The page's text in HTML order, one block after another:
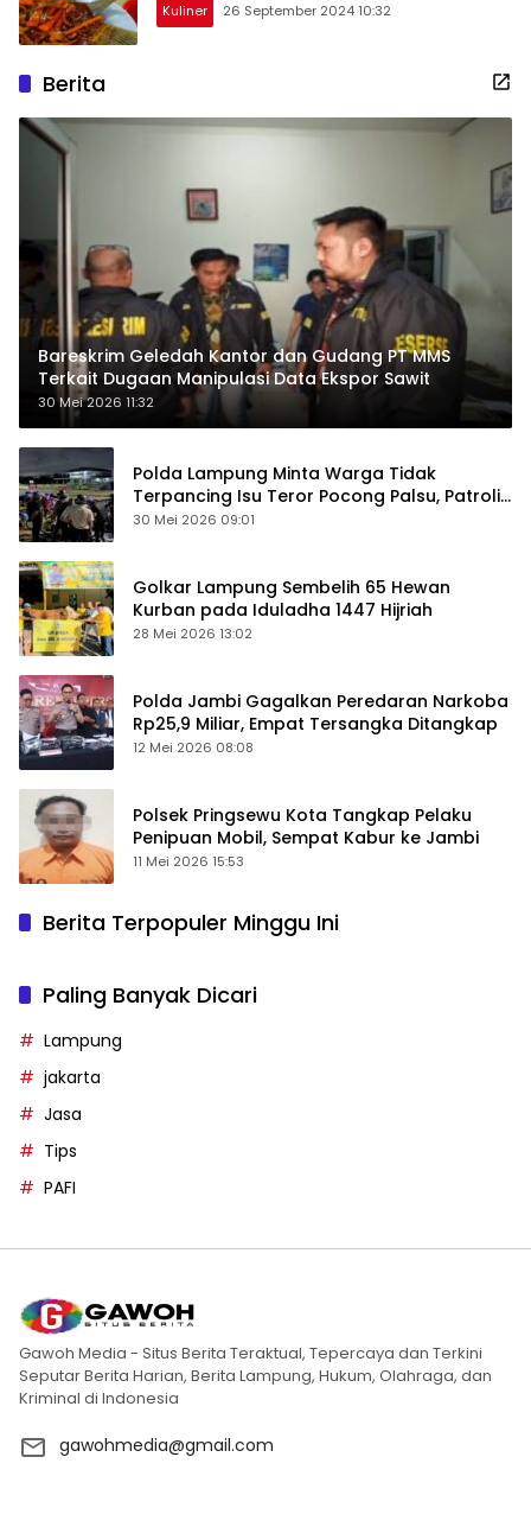
Kuliner 26 September 2024 10:32
Berita
Bareskrim Geledah Kantor dan Gudang PT MMS
Terkait Dugaan Manipulasi Data Ekspor Sawit
30 Mei 2026 11:32
Polda Lampung Minta Warga Tidak
Terpancing Isu Teror Pocong Palsu, Patroli
Keamanan Ditingkatkan
30 Mei 2026 09:01
Golkar Lampung Sembelih 65 Hewan
Kurban pada Iduladha 1447 Hijriah
28 Mei 2026 13:02
Polda Jambi Gagalkan Peredaran Narkoba
Rp25,9 Miliar, Empat Tersangka Ditangkap
12 Mei 2026 08:08
Polsek Pringsewu Kota Tangkap Pelaku
Penipuan Mobil, Sempat Kabur ke Jambi
11 Mei 2026 15:53
Berita Terpopuler Minggu Ini
Paling Banyak Dicari
Lampung
jakarta
Jasa
Tips
PAFI
Gawoh Media - Situs Berita Teraktual, Tepercaya dan Terkini
Seputar Berita Harian, Berita Lampung, Hukum, Olahraga, dan
Kriminal di Indonesia
gawohmedia@gmail.com